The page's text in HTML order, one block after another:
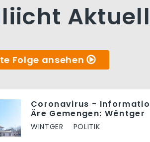
Folge ansehen
Coronavirus -
Äre Gemengen: Wëntger
WINTGER POLITIK